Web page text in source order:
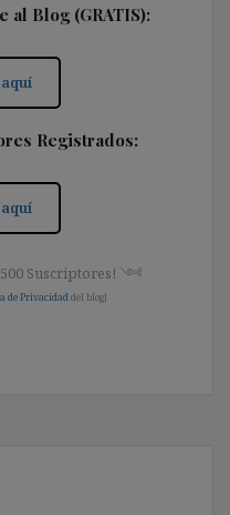
al Blog (GRATIS):
Registrados:
Suscriptores! ༺
de Privacidad del blog]